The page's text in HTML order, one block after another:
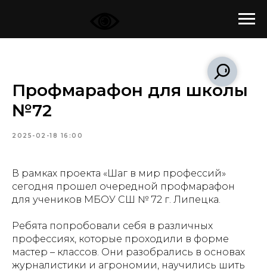
Профмарафон для школы
№72
2025-02-18 16:00
В рамках проекта «Шаг в мир профессий»
сегодня прошел очередной профмарафон
для учеников МБОУ СШ № 72 г. Липецка.
Ребята попробовали себя в различных
профессиях, которые проходили в форме
мастер – классов. Они разобрались в основах
журналистики и агрономии, научились шить